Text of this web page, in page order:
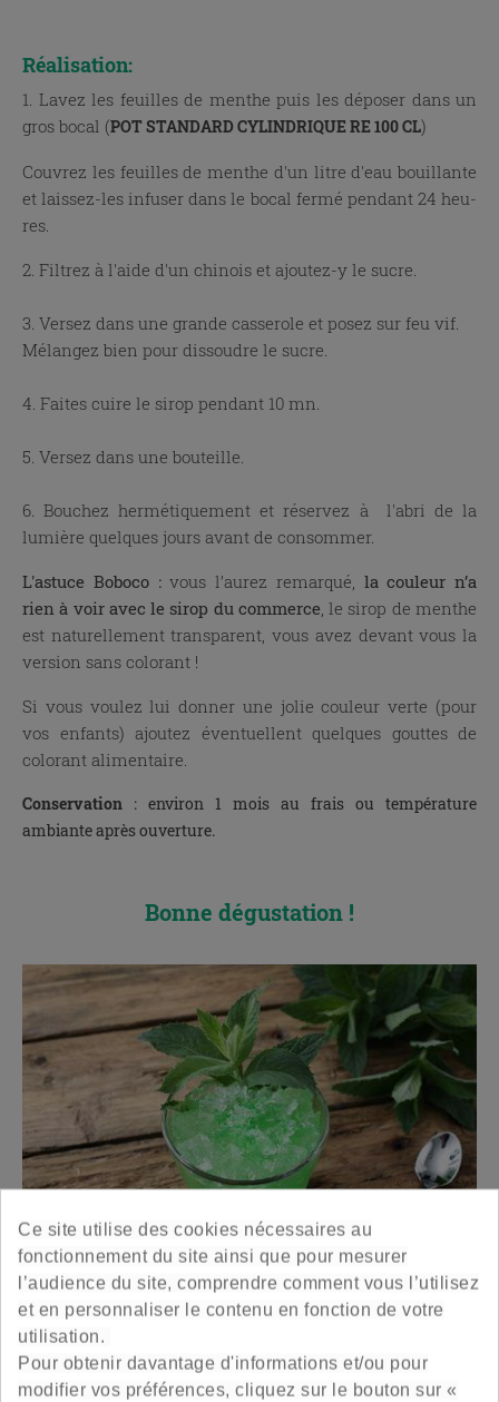
Réalisation:
1. Lavez les feuilles de menthe puis les déposer dans un
gros bocal (POT STANDARD CYLINDRIQUE RE 100 CL)
Couvrez les feuilles de menthe d'un litre d'eau bouillante
et ­laissez-les infuser dans le bocal fermé pendant 24 heu­
res.
2. Filtrez à l'aide d'un chinois et ajoutez-y le sucre.
3. Versez dans une grande casserole et posez sur feu vif.
Mélangez bien pour dissoudre le sucre.
4. Faites cuire le sirop pendant 10 mn.
5. Versez dans une bouteille.
6. Bouchez hermétiquement et réservez à l'abri de la
lumière quelques jours avant de consommer.
L'astuce Boboco :vous l’aurez remarqué, la couleur n’a
rien à voir avec le sirop du commerce , le sirop de menthe
est naturellement transparent, vous avez devant vous la
version sans colorant !
Si vous voulez lui donner une jolie couleur verte (pour
vos enfants) ajoutez éventuellent quelques gout­tes de
colorant alimentaire.
Conservation : environ 1 mois au frais ou température
ambiante après ouverture.
Bonne dégustation !
x
Boboco recommande :
Ce site utilise des cookies nécessaires au
fonctionnement du site ainsi que pour mesurer
l’audience du site, comprendre comment vous l’utilisez
et en personnaliser le contenu en fonction de votre
utilisation.
Pour obtenir davantage d'informations et/ou pour
modifier vos préférences, cliquez sur le bouton sur «